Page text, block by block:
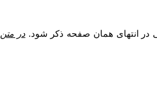
در انتهای همان صفحه ذکر شود. در متن